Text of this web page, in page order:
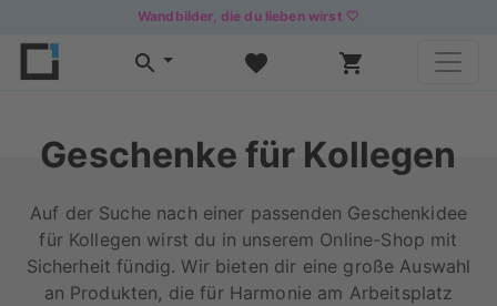
Wandbilder, die du lieben wirst 🤍
Geschenke für Kollegen
Auf der Suche nach einer passenden Geschenkidee
für Kollegen wirst du in unserem Online-Shop mit
Sicherheit fündig. Wir bieten dir eine große Auswahl
an Produkten, die für Harmonie am Arbeitsplatz